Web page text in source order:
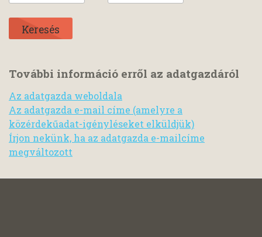
További információ erről az adatgazdáról
Az adatgazda weboldala
Az adatgazda e-mail címe (amelyre a
közérdekűadat-igényléseket elküldjük)
Írjon nekünk, ha az adatgazda e-mailcíme
megváltozott